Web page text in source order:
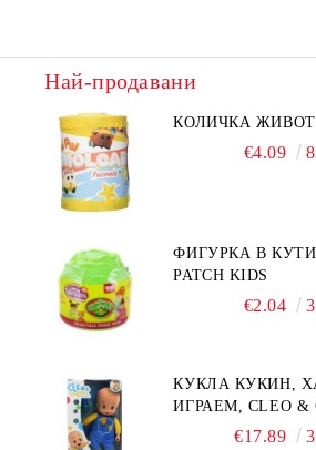
Най-продавани
КОЛИЧКА
€4.09
ФИГУРКА В
PATCH KIDS
€2.04
КУКЛА КУКИН,
ИГРАЕМ, CLEO &
€17.89